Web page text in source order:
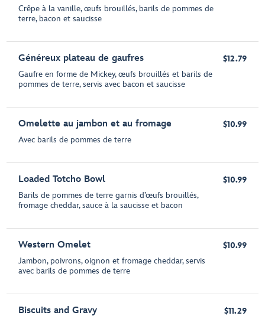
Crêpe à la vanille, œufs brouillés, barils de pommes de
terre, bacon et saucisse
Généreux plateau de gaufres
Gaufre en forme de Mickey, œufs brouillés et barils de
pommes de terre, servis avec bacon et saucisse
$12.79
Omelette au jambon et au fromage
Avec barils de pommes de terre
$10.99
Loaded Totcho Bowl
Barils de pommes de terre garnis d’œufs brouillés,
fromage cheddar, sauce à la saucisse et bacon
$10.99
Western Omelet
Jambon, poivrons, oignon et fromage cheddar, servis
avec barils de pommes de terre
$10.99
Biscuits and Gravy $11.29